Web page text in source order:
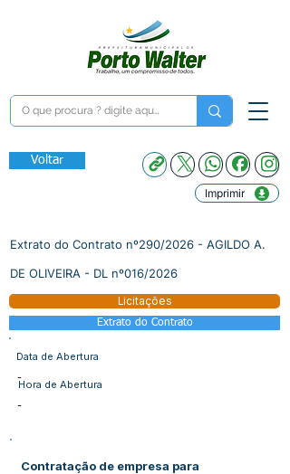
Voltar
Imprimir
Extrato do Contrato nº290/2026 - AGILDO A.
DE OLIVEIRA - DL nº016/2026
Licitações
Extrato do Contrato
Data de Abertura
-
Hora de Abertura
-
Contratação de empresa para